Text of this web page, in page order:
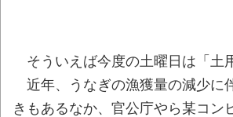
デザインが悪夢すぎるwww
話題のセクシーホラー
霊師』人妻霊の服が消えるバ
そういえば今度の土曜日は「土
近年、うなぎの漁獲量の減少に
きもあるなか、官公庁やら某コン